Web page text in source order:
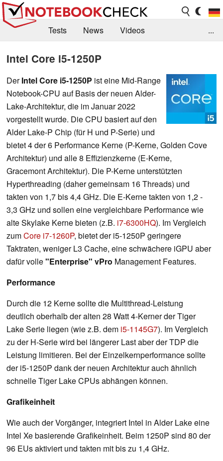
Tests News
Videos
Forum
...
Intel Core i5-1250P
DerIntel Core i5-1250P ist eine Mid-Range
Notebook-CPU auf Basis der neuen Alder-
Lake-Architektur, die im Januar 2022
vorgestellt wurde. Die CPU basiert auf den
Alder Lake-P Chip (für H und P-Serie) und
bietet 4 der 6 Performance Kerne (P-Kerne, Golden Cove
Architektur) und alle 8 Effizienzkerne (E-Kerne,
Gracemont Architektur). Die P-Kerne unterstützten
Hyperthreading (daher gemeinsam 16 Threads) und
takten von 1,7 bis 4,4 GHz. Die E-Kerne takten von 1,2 -
3,3 GHz und sollen eine vergleichbare Performance wie
alte Skylake Kerne bieten (z.B. i7-6300HQ). Im Vergleich
zumCore i7-1260P, bietet der i5-1250P geringere
Taktraten, weniger L3 Cache, eine schwächere iGPU aber
dafür volle"Enterprise" vPro Management Features.
Performance
Durch die 12 Kerne sollte die Multithread-Leistung
deutlich oberhalb der alten 28 Watt 4-Kerner der Tiger
Lake Serie liegen (wie z.B. dem i5-1145G7). Im Vergleich
zu der H-Serie wird bei längerer Last aber der TDP die
Leistung limitieren. Bei der Einzelkernperformance sollte
der i5-1250P dank der neuen Architektur auch ähnlich
schnelle Tiger Lake CPUs abhängen können.
Grafikeinheit
Wie auch der Vorgänger, integriert Intel in Alder Lake eine
Intel Xe basierende Grafikeinheit. Beim 1250P sind 80 der
96 EUs aktiviert und takten mit bis zu 1,4 GHz.